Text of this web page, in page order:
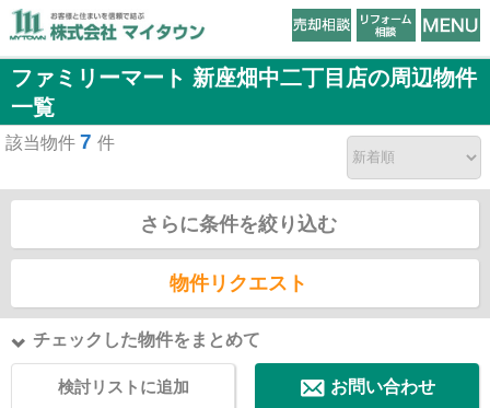
ファミリーマート 新座畑中二丁目店の周辺物件
一覧
該当物件 7 件
さらに条件を絞り込む
物件リクエスト
チェックした物件をまとめて
検討リストに追加 お問い合わせ